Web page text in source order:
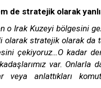
de stratejik olarak
o Irak Kuzeyi bölgesini
olarak stratejik olarak da
çekiyoruz…O kadar
var. Onlarla
veya anlattıkları